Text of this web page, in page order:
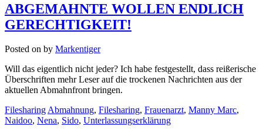
ABGEMAHNTE WOLLEN ENDLICH
GERECHTIGKEIT!
Posted on by Markentiger
Will das eigentlich nicht jeder? Ich habe festgestellt, dass reißerische
Überschriften mehr Leser auf die trockenen Nachrichten aus der
aktuellen Abmahnfront bringen.
FilesharingAbmahnung, Filesharing, Frauenarzt, Manny Marc,
Naidoo, Nena, Sido, Unterlassungserklärung